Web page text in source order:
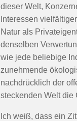
dieser Welt,
Interessen
Natur als
denselben
wie jede beliebige
zunehmende
nachdrücklich der
steckenden Welt die
Ich weiß, dass ein